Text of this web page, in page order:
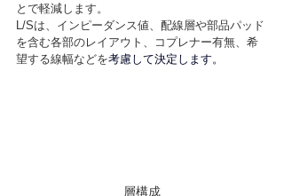
とで軽減します。
L/Sは、インピーダンス値、配線層や部品パッド
を含む各部のレイアウト、コプレナー有無、希
望する線幅などを考慮して決定します。
層構成